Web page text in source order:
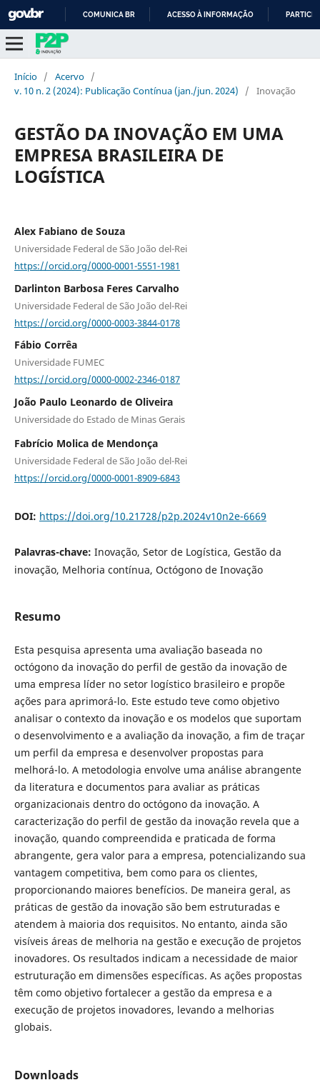
COMUNICA BR ACESSO À INFORMAÇÃO
Início / Acervo /
v. 10 n. 2 (2024): Publicação Contínua (jan./jun. 2024)
/ Inovação
GESTÃO DA INOVAÇÃO EM UMA
EMPRESA BRASILEIRA DE
LOGÍSTICA
Alex Fabiano de Souza
Universidade Federal de São João del-Rei
https://orcid.org/0000-0001-5551-1981
Darlinton Barbosa Feres Carvalho
Universidade Federal de São João del-Rei
https://orcid.org/0000-0003-3844-0178
Fábio Corrêa
Universidade FUMEC
https://orcid.org/0000-0002-2346-0187
João Paulo Leonardo de Oliveira
Universidade do Estado de Minas Gerais
Fabrício Molica de Mendonça
Universidade Federal de São João del-Rei
https://orcid.org/0000-0001-8909-6843
DOI: https://doi.org/10.21728/p2p.2024v10n2e-6669
Palavras-chave: Inovação, Setor de Logística, Gestão da
inovação, Melhoria contínua, Octógono de Inovação
Resumo
Esta pesquisa apresenta uma avaliação baseada no
octógono da inovação do perfil de gestão da inovação de
uma empresa líder no setor logístico brasileiro e propõe
ações para aprimorá-lo. Este estudo teve como objetivo
analisar o contexto da inovação e os modelos que suportam
o desenvolvimento e a avaliação da inovação, a fim de traçar
um perfil da empresa e desenvolver propostas para
melhorá-lo. A metodologia envolve uma análise abrangente
da literatura e documentos para avaliar as práticas
organizacionais dentro do octógono da inovação. A
caracterização do perfil de gestão da inovação revela que a
inovação, quando compreendida e praticada de forma
abrangente, gera valor para a empresa, potencializando sua
vantagem competitiva, bem como para os clientes,
proporcionando maiores benefícios. De maneira geral, as
práticas de gestão da inovação são bem estruturadas e
atendem à maioria dos requisitos. No entanto, ainda são
visíveis áreas de melhoria na gestão e execução de projetos
inovadores. Os resultados indicam a necessidade de maior
estruturação em dimensões específicas. As ações propostas
têm como objetivo fortalecer a gestão da empresa e a
execução de projetos inovadores, levando a melhorias
globais.
Downloads